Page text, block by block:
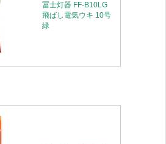
冨士灯器 FF-B10LG
飛ばし電気ウキ 10号
緑